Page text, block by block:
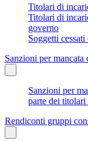
Titolari di
Titolari di
governo
Soggetti
Sanzioni per
Sanzioni per
parte dei
Rendiconti gruppi